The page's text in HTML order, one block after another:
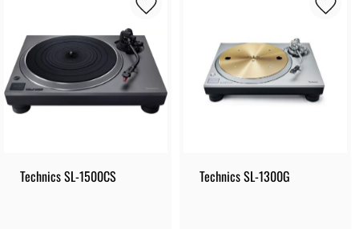
Technics SL-1500CS Technics SL-1300G